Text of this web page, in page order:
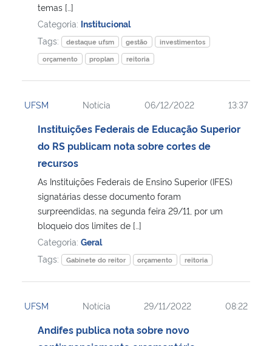
Secretaria de Governo
Gabinete de Segurança Institucional
temas […]
Categoria: Institucional
Tags:
destaque ufsm gestão
investimentos
orçamento
proplan reitoria
UFSM Notícia 06/12/2022 13:37
Instituições Federais de Educação Superior
do RS publicam nota sobre cortes de
recursos
As Instituições Federais de Ensino Superior (IFES)
signatárias desse documento foram
surpreendidas, na segunda feira 29/11, por um
bloqueio dos limites de […]
Categoria: Geral
Tags:
Gabinete do reitor orçamento reitoria
UFSM Notícia 29/11/2022 08:22
Andifes publica nota sobre novo